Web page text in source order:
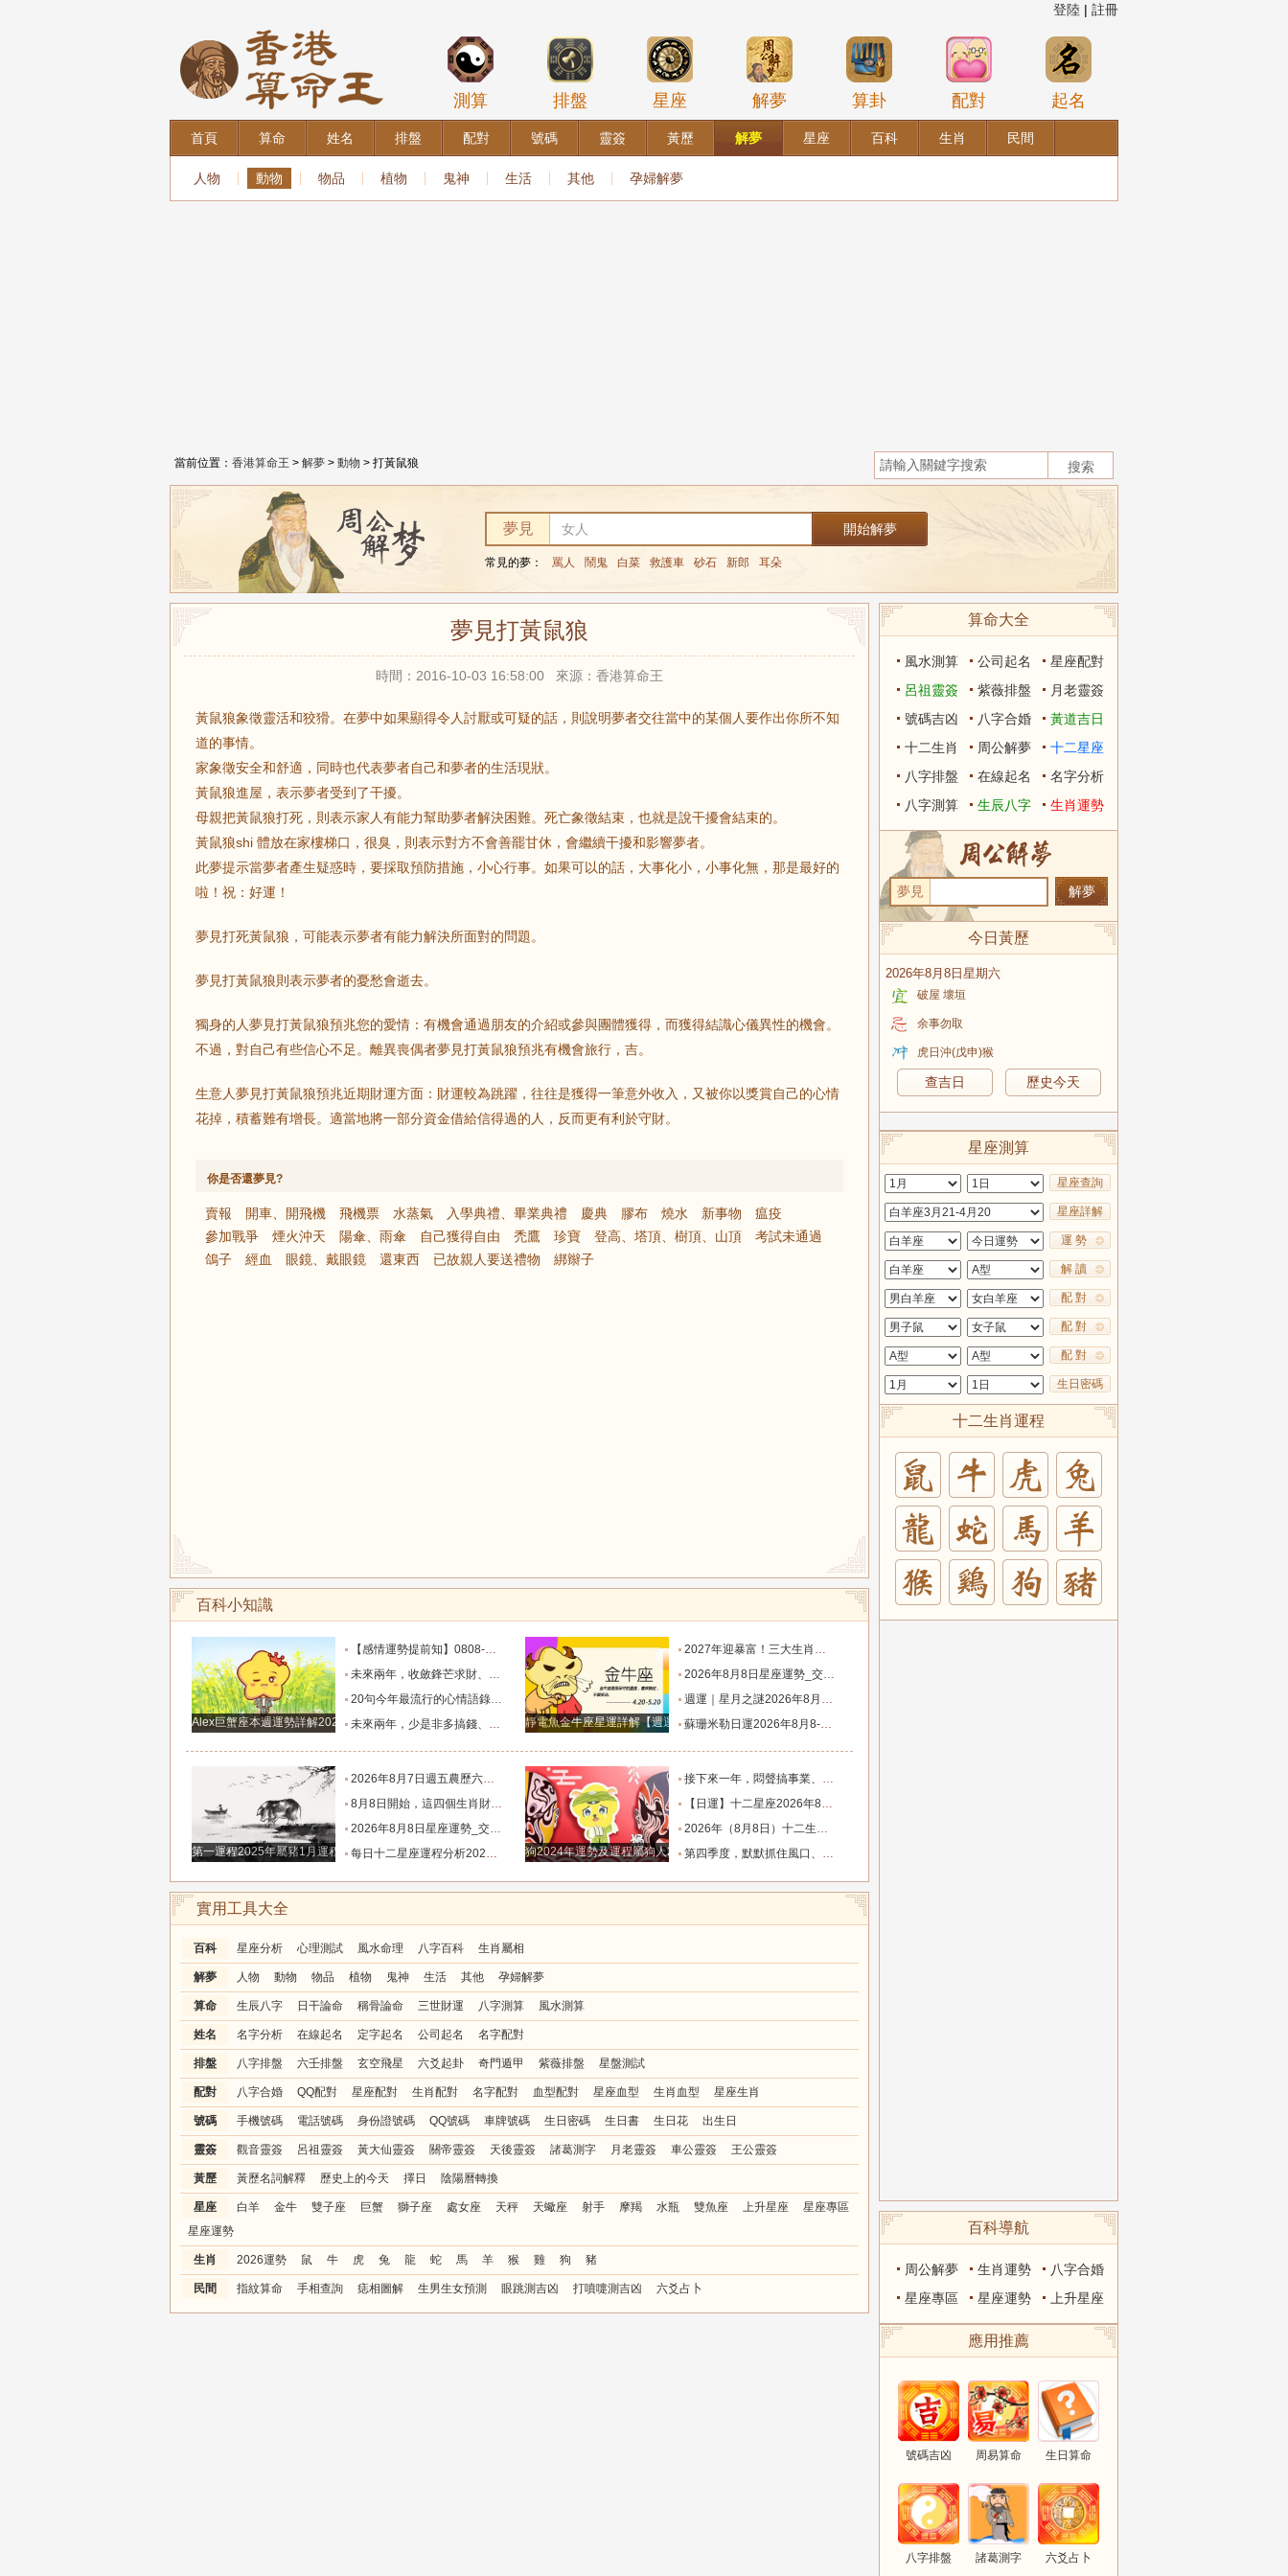
登陸 | 註冊
測算 排盤 星座 解夢 算卦 配對 起名
首頁 算命 姓名 排盤 配對 號碼 靈簽 黃歷 解夢 星座 百科 生肖 民間
人物 動物 物品 植物 鬼神 生活 其他 孕婦解夢
當前位置： 香港算命王 > 解夢 > 動物 > 打黃鼠狼
夢見
常見的夢： 罵人 鬧鬼 白菜 救護車 砂石 新郎 耳朵
夢見打黃鼠狼
時間：2016-10-03 16:58:00 來源：香港算命王
黃鼠狼象徵靈活和狡猾。在夢中如果顯得令人討厭或可疑的話，則說明夢者交往當中的某個人要作出你所不知
道的事情。
家象徵安全和舒適，同時也代表夢者自己和夢者的生活現狀。
黃鼠狼進屋，表示夢者受到了干擾。
母親把黃鼠狼打死，則表示家人有能力幫助夢者解決困難。死亡象徵結束，也就是說干擾會結束的。
黃鼠狼shi 體放在家樓梯口，很臭，則表示對方不會善罷甘休，會繼續干擾和影響夢者。
此夢提示當夢者產生疑惑時，要採取預防措施，小心行事。如果可以的話，大事化小，小事化無，那是最好的
啦！祝：好運！
夢見打死黃鼠狼，可能表示夢者有能力解決所面對的問題。
夢見打黃鼠狼則表示夢者的憂愁會逝去。
獨身的人夢見打黃鼠狼預兆您的愛情：有機會通過朋友的介紹或參與團體獲得，而獲得結識心儀異性的機會。
不過，對自己有些信心不足。離異喪偶者夢見打黃鼠狼預兆有機會旅行，吉。
生意人夢見打黃鼠狼預兆近期財運方面：財運較為跳躍，往往是獲得一筆意外收入，又被你以獎賞自己的心情
花掉，積蓄難有增長。適當地將一部分資金借給信得過的人，反而更有利於守財。
你是否還夢見?
賣報 開車、開飛機 飛機票 水蒸氣 入學典禮、畢業典禮 慶典 膠布 燒水 新事物
瘟疫
參加戰爭
煙火沖天 陽傘、雨傘 自己獲得自由 禿鷹 珍寶 登高、塔頂、樹頂、山頂
考試未通過
鴿子
經血 眼鏡、戴眼鏡 還東西 已故親人要送禮物 綁辮子
百科小知識
Alex巨蟹座本週運勢詳解2024.12.23-12.29
【感情運勢提前知】0808-0814感情運勢：在自己的能力和現實目標有差距時，越是要克己隱忍_內心_藍姐_狀態
未來兩年，收斂鋒芒求財、家境慢慢變好的四大星座！富貴纏身_合作_機會_獅子座
20句今年最流行的心情語錄，句句正能量，說到心坎上了_夢想_繁星點點_人生
未來兩年，少是非多搞錢、財富悄悄暴漲的四大星座！衣食無憂_防範_全是坑_財運
靜電魚金牛座星運詳解【週運2024年12月9日-12月15日】
2027年迎暴富！三大生肖錦鯉附體，迎事業愛情巔峰_屬狗_朋友_謙讓
2026年8月8日星座運勢_交易_管理_合作
週運｜星月之謎2026年8月8日-8月14日十二星座一週展望_日全食_火星_人生
蘇珊米勒日運2026年8月8-9日十二星座週末運勢_土星_宮位_內心
第一運程2025年屬豬1月運程解析
2026年8月7日週五農歷六月廿五好運生肖排名榜。_工作_池池_感情
8月8日開始，這四個生肖財運穩步上行，財路全程暢通收獲滿堂吉祥財富_財氣_龍人
2026年8月8日星座運勢_交易_管理_合作
每日十二星座運程分析2026.8.8_靈感_成長_事情
狗2024年運勢及運程屬狗人2024運勢好嗎
接下來一年，悶聲搞事業、家底越來越厚的四大星座！財源滾滾_機會_計劃_百萬財富
【日運】十二星座2026年8月8日運勢播報_方面_感情_工作時
2026年（8月8日）十二生肖運勢播報_感情_事業_朋友
第四季度，默默抓住風口、收入節節走高的四大星座！越攢越富_機會_能量_直覺
實用工具大全
百科 星座分析 心理測試 風水命理 八字百科 生肖屬相
解夢 人物 動物 物品 植物 鬼神 生活 其他 孕婦解夢
算命 生辰八字 日干論命 稱骨論命 三世財運 八字測算 風水測算
姓名 名字分析 在線起名 定字起名 公司起名 名字配對
排盤 八字排盤 六壬排盤 玄空飛星 六爻起卦 奇門遁甲 紫薇排盤 星盤測試
配對 八字合婚 QQ配對 星座配對 生肖配對 名字配對 血型配對 星座血型 生肖血型 星座生肖
號碼 手機號碼 電話號碼 身份證號碼 QQ號碼 車牌號碼 生日密碼 生日書 生日花 出生日
靈簽 觀音靈簽 呂祖靈簽 黃大仙靈簽 關帝靈簽 天後靈簽 諸葛測字 月老靈簽 車公靈簽 王公靈簽
黃歷 黃歷名詞解釋 歷史上的今天 擇日 陰陽曆轉換
星座 白羊 金牛 雙子座 巨蟹 獅子座 處女座 天秤 天蠍座 射手 摩羯 水瓶 雙魚座 上升星座
星座專區
星座運勢
生肖 2026運勢 鼠 牛 虎 兔 龍 蛇 馬 羊 猴 雞 狗 豬
民間 指紋算命 手相查詢 痣相圖解 生男生女預測 眼跳測吉凶 打噴嚏測吉凶 六爻占卜
算命大全
風水測算 公司起名
星座配對
呂祖靈簽
紫薇排盤
月老靈簽
號碼吉凶
八字合婚
黃道吉日
十二生肖
周公解夢
十二星座
八字排盤
在線起名
名字分析
八字測算
生辰八字 生肖運勢
夢見
今日黃歷
2026年8月8日星期六
破屋 壞垣
余事勿取
虎日沖(戊申)猴
查吉日 歷史今天
星座測算
星座查詢
星座詳解
運 勢
解 讀
配 對
配 對
配 對
生日密碼
十二生肖運程
豬
百科導航
周公解夢 生肖運勢
八字合婚
星座專區
星座運勢 上升星座
應用推薦
號碼吉凶 周易算命 生日算命
八字排盤 諸葛測字 六爻占卜